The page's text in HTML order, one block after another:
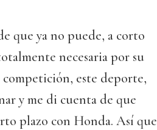
que ya no puede, a corto
necesaria por su
este deporte,
y me di cuenta de que
plazo con Honda. Así que